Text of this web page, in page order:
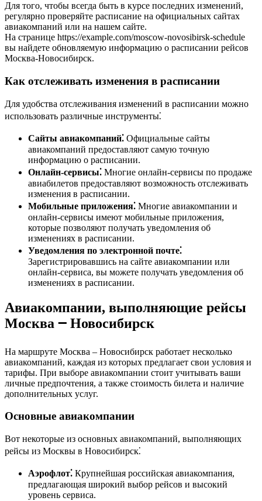
Для того, чтобы всегда быть в курсе последних изменений,
регулярно проверяйте расписание на официальных сайтах
авиакомпаний или на нашем сайте.
На странице https://example.com/moscow-novosibirsk-schedule
вы найдете обновляемую информацию о расписании рейсов
Москва-Новосибирск.
Как отслеживать изменения в расписании
Для удобства отслеживания изменений в расписании можно
использовать различные инструменты⁚
Сайты авиакомпаний⁚ Официальные сайты
авиакомпаний предоставляют самую точную
информацию о расписании.
Онлайн-сервисы⁚ Многие онлайн-сервисы по продаже
авиабилетов предоставляют возможность отслеживать
изменения в расписании.
Мобильные приложения⁚ Многие авиакомпании и
онлайн-сервисы имеют мобильные приложения,
которые позволяют получать уведомления об
изменениях в расписании.
Уведомления по электронной почте⁚
Зарегистрировавшись на сайте авиакомпании или
онлайн-сервиса, вы можете получать уведомления об
изменениях в расписании.
Авиакомпании, выполняющие рейсы
Москва ౼ Новосибирск
На маршруте Москва – Новосибирск работает несколько
авиакомпаний, каждая из которых предлагает свои условия и
тарифы. При выборе авиакомпании стоит учитывать ваши
личные предпочтения, а также стоимость билета и наличие
дополнительных услуг.
Основные авиакомпании
Вот некоторые из основных авиакомпаний, выполняющих
рейсы из Москвы в Новосибирск⁚
Аэрофлот⁚ Крупнейшая российская авиакомпания,
предлагающая широкий выбор рейсов и высокий
уровень сервиса.